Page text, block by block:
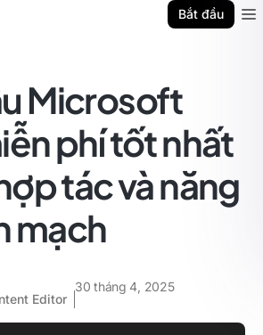
Bắt đầu
Microsoft
phí tốt nhất
tác và năng
mạch
Editor
30 tháng 4, 2025